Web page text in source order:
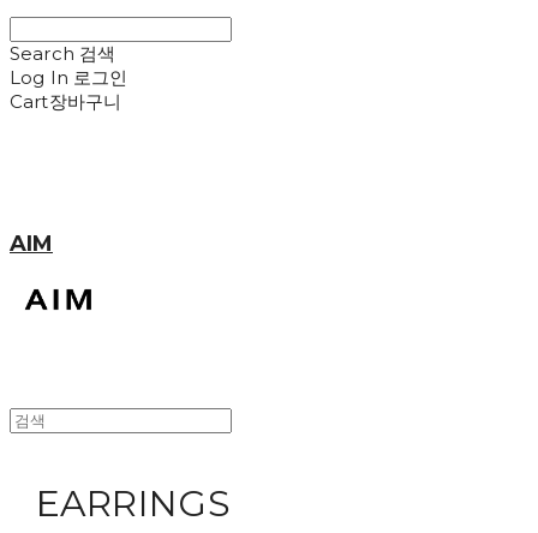
Search 검색
Log In 로그인
Cart장바구니
AIM
EARRINGS